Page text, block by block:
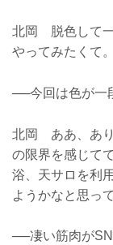
北岡 脱色して一
やってみたくて。
──今回は色が一
北岡 ああ、あり
の限界を感じて
浴、天サロを利
ようかなと思っ
──凄い筋肉が